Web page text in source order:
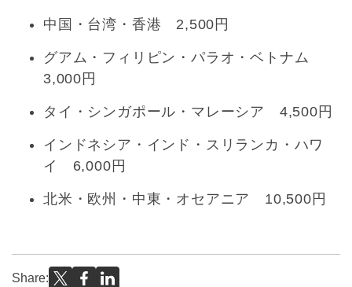
中国・台湾・香港 2,500円
グアム・フィリピン・パラオ・ベトナム
3,000円
タイ・シンガポール・マレーシア 4,500円
インドネシア・インド・スリランカ・ハワ
イ 6,000円
北米・欧州・中東・オセアニア 10,500円
Share: